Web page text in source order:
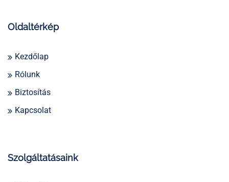
Oldaltérkép
Kezdőlap
Rólunk
Biztosítás
Kapcsolat
Szolgáltatásaink